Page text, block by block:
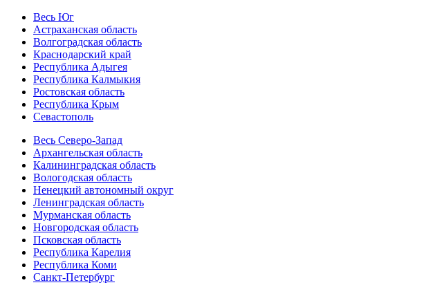
Весь Юг
Астраханская область
Волгоградская область
Краснодарский край
Республика Адыгея
Республика Калмыкия
Ростовская область
Республика Крым
Севастополь
Весь Северо-Запад
Архангельская область
Калининградская область
Вологодская область
Ненецкий автономный округ
Ленинградская область
Мурманская область
Новгородская область
Псковская область
Республика Карелия
Республика Коми
Санкт-Петербург